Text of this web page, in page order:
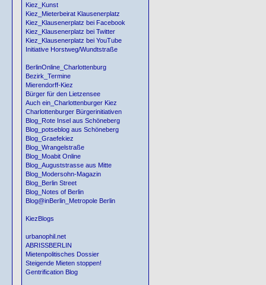
Kiez_Kunst
Kiez_Mieterbeirat Klausenerplatz
Kiez_Klausenerplatz bei Facebook
Kiez_Klausenerplatz bei Twitter
Kiez_Klausenerplatz bei YouTube
Initiative Horstweg/Wundtstraße
BerlinOnline_Charlottenburg
Bezirk_Termine
Mierendorff-Kiez
Bürger für den Lietzensee
Auch ein_Charlottenburger Kiez
Charlottenburger Bürgerinitiativen
Blog_Rote Insel aus Schöneberg
Blog_potseblog aus Schöneberg
Blog_Graefekiez
Blog_Wrangelstraße
Blog_Moabit Online
Blog_Auguststrasse aus Mitte
Blog_Modersohn-Magazin
Blog_Berlin Street
Blog_Notes of Berlin
Blog@inBerlin_Metropole Berlin
KiezBlogs
urbanophil.net
ABRISSBERLIN
Mietenpolitisches Dossier
Steigende Mieten stoppen!
Gentrification Blog